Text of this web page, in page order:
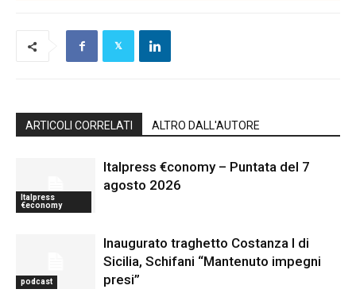
ARTICOLI CORRELATI ALTRO DALL'AUTORE
Italpress
€economy
Italpress €conomy – Puntata del 7
agosto 2026
podcast
Inaugurato traghetto Costanza I di
Sicilia, Schifani “Mantenuto impegni
presi”